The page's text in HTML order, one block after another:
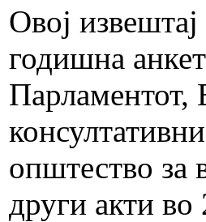
Овој
годишна
општество за
други акти